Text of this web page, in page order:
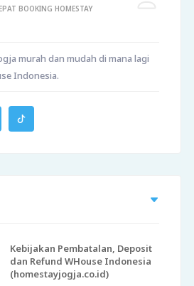
BOOKING HOMESTAY
murah dan mudah di mana lagi
Indonesia.
Kebijakan Pembatalan, Deposit
dan Refund WHouse Indonesia
(homestayjogja.co.id)